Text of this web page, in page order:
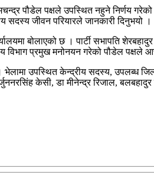
पौडेल पक्षले उपस्थित नहुने निर्णय
सदस्य जीवन परियारले जानकारी दिनुभयो ।
बोलाएको छ । पार्टी सभापति
विभाग प्रमुख मनोनयन गरेको पौडेल पक्षले
भेलामा उपस्थित केन्द्रीय सदस्य, उपलब्ध
केसी, डा मीनेन्द्र रिजाल,